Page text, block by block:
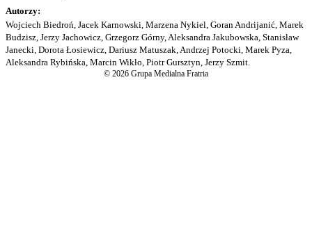
Autorzy:
Wojciech Biedroń, Jacek Karnowski, Marzena Nykiel, Goran Andrijanić, Marek
Budzisz, Jerzy Jachowicz, Grzegorz Górny, Aleksandra Jakubowska, Stanisław
Janecki, Dorota Łosiewicz, Dariusz Matuszak, Andrzej Potocki, Marek Pyza,
Aleksandra Rybińska, Marcin Wikło, Piotr Gursztyn, Jerzy Szmit.
© 2026 Grupa Medialna Fratria